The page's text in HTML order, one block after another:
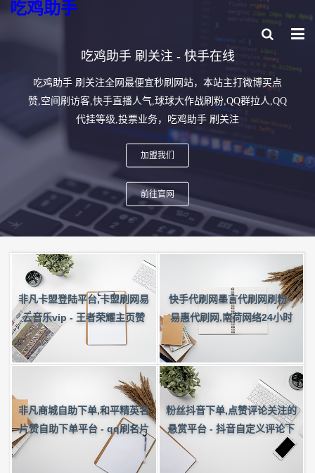
吃鸡助手
吃鸡助手 刷关注 - 快手在线
吃鸡助手 刷关注全网最便宜秒刷网站，本站主打微博买点
赞,空间刷访客,快手直播人气,球球大作战刷粉,QQ群拉人,QQ
代挂等级,投票业务，吃鸡助手 刷关注
加盟我们
前往官网
非凡卡盟登陆平台,卡盟刷网易
云音乐vip - 王者荣耀主页赞
快手代刷网墨言代刷网刷粉 -
易惠代刷网,南荷网络24小时
秒单业务平台,qq说说刷20个
非凡商城自助下单,和平精英名
片赞自助下单平台 - qq刷名片
说说免费
粉丝抖音下单,点赞评论关注的
悬赏平台 - 抖音自定义评论下